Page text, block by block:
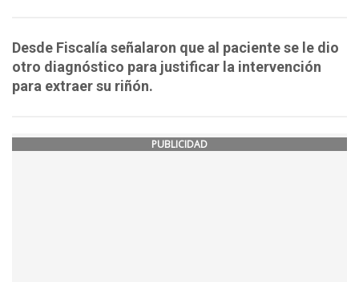
Desde Fiscalía señalaron que al paciente se le dio
otro diagnóstico para justificar la intervención
para extraer su riñón.
PUBLICIDAD